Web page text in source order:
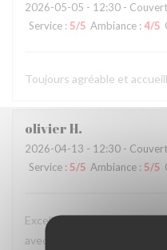
2026-05-05 - 12:30 -
Service : 5/5 Ambiance : 4/5
Toujours agréable et
olivierH
2026-04-13 - 12:30 -
Service : 5/5 Ambiance : 5/5
Excellent services et très
avec soin pour des prix